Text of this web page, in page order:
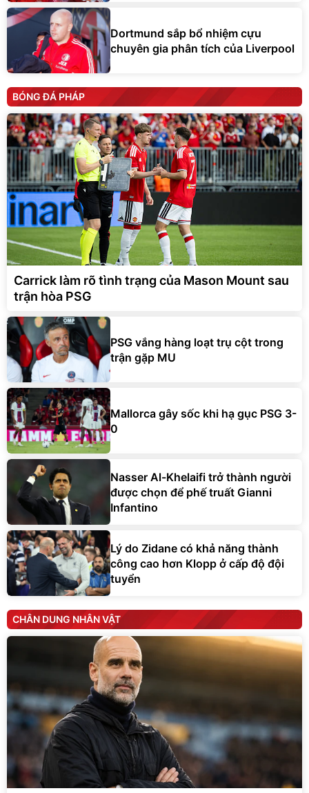
Dortmund sắp bổ nhiệm cựu
chuyên gia phân tích của Liverpool
BÓNG ĐÁ PHÁP
Carrick làm rõ tình trạng của Mason Mount sau
trận hòa PSG
PSG vắng hàng loạt trụ cột trong
trận gặp MU
Mallorca gây sốc khi hạ gục PSG 3-
0
Nasser Al-Khelaifi trở thành người
được chọn để phế truất Gianni
Infantino
Lý do Zidane có khả năng thành
công cao hơn Klopp ở cấp độ đội
tuyển
CHÂN DUNG NHÂN VẬT